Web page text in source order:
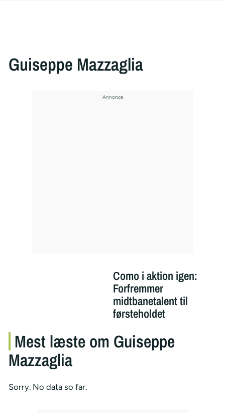
Guiseppe Mazzaglia
Como i aktion igen:
Forfremmer
midtbanetalent til
førsteholdet
Mest læste om Guiseppe
Mazzaglia
Sorry. No data so far.